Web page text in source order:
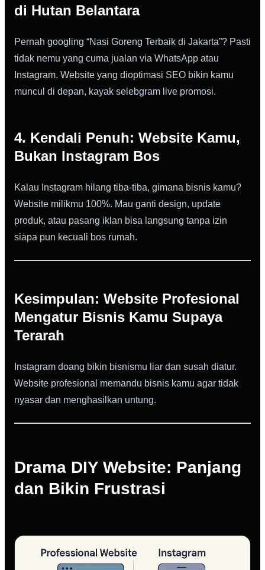
di Hutan Belantara
Pernah googling “Nasi Goreng Terbaik di Jakarta”? Pasti
tidak nemu yang cuma jualan via WhatsApp atau
Instagram. Website yang dioptimasi SEO bikin kamu
muncul di depan, kayak selebgram live promosi.
4. Kendali Penuh: Website Kamu,
Bukan Instagram Bos
Kalau Instagram hilang tiba-tiba, gimana bisnis kamu?
Website milikmu 100%. Mau ganti design, update
produk, atau pasang iklan bisa langsung tanpa izin
siapa pun kecuali bos rumah.
Kesimpulan: Website Profesional
Mengatur Bisnis Kamu Supaya
Terarah
Instagram doang bikin bisnismu liar dan susah diatur.
Website profesional memandu bisnis kamu agar tidak
nyasar dan menghasilkan untung.
Drama DIY Website: Panjang
dan Bikin Frustrasi